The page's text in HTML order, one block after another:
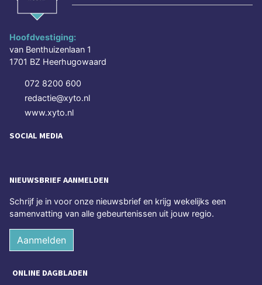
Hoofdvestiging:
van Benthuizenlaan 1
1701 BZ Heerhugowaard
072 8200 600
redactie@xyto.nl
www.xyto.nl
SOCIAL MEDIA
NIEUWSBRIEF AANMELDEN
Schrijf je in voor onze nieuwsbrief en krijg wekelijks een
samenvatting van alle gebeurtenissen uit jouw regio.
Aanmelden
ONLINE DAGBLADEN